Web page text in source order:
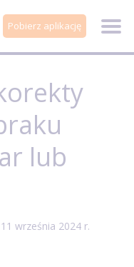
Pobierz aplikację
lub
września 2024 r.